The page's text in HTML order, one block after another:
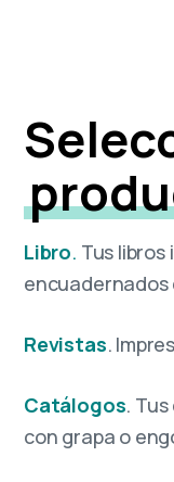
Libro. Tus libros
encuadernados
Revistas.
Catálogos.
con grapa o